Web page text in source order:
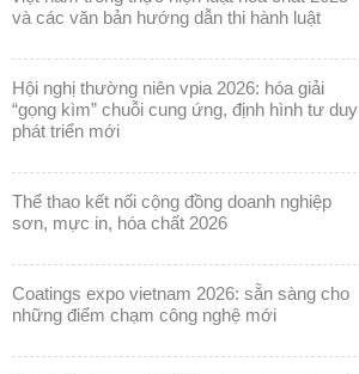
và các văn bản hướng dẫn thi hành luật
hội nghị thường niên vpia 2026: hóa giải
“gọng kìm” chuỗi cung ứng, định hình tư duy
phát triển mới
thể thao kết nối cộng đồng doanh nghiệp
sơn, mực in, hóa chất 2026
coatings expo vietnam 2026: sẵn sàng cho
những điểm chạm công nghệ mới